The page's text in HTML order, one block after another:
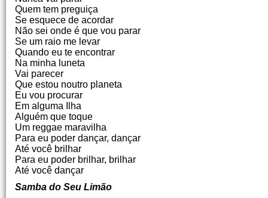
Quem tem preguiça
Se esquece de acordar
Não sei onde é que vou parar
Se um raio me levar
Quando eu te encontrar
Na minha luneta
Vai parecer
Que estou noutro planeta
Eu vou procurar
Em alguma Ilha
Alguém que toque
Um reggae maravilha
Para eu poder dançar, dançar
Até você brilhar
Para eu poder brilhar, brilhar
Até você dançar
Samba do Seu Limão